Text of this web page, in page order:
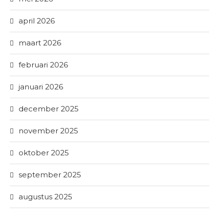
april 2026
maart 2026
februari 2026
januari 2026
december 2025
november 2025
oktober 2025
september 2025
augustus 2025